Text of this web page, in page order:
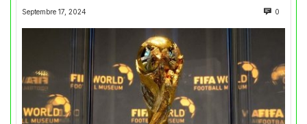
Septembre 17, 2024 0